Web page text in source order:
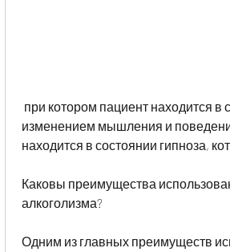
изменением мышления и
находится в состоянии гипноза,
Каковы преимущества
алкоголизма?
Одним из главных преимуществ